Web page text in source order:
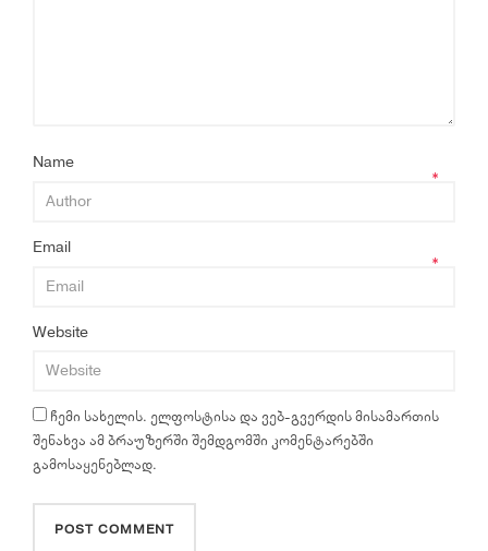
Name
*
Email
*
Website
ჩემი სახელის. ელფოსტისა და ვებ-გვერდის მისამართის
შენახვა ამ ბრაუზერში შემდგომში კომენტარებში
გამოსაყენებლად.